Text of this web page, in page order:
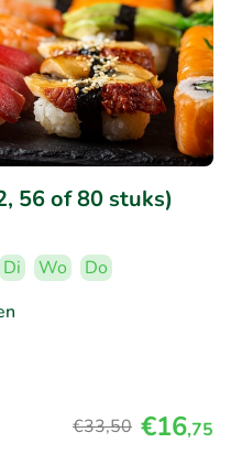
56 of 80 stuks)
Di Wo
Do
€33,50 €16,75